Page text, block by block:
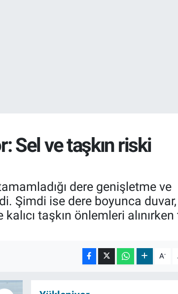
Sel ve taşkın riski
dere genişletme ve
Şimdi ise dere boyunca duvar,
taşkın önlemleri
A-